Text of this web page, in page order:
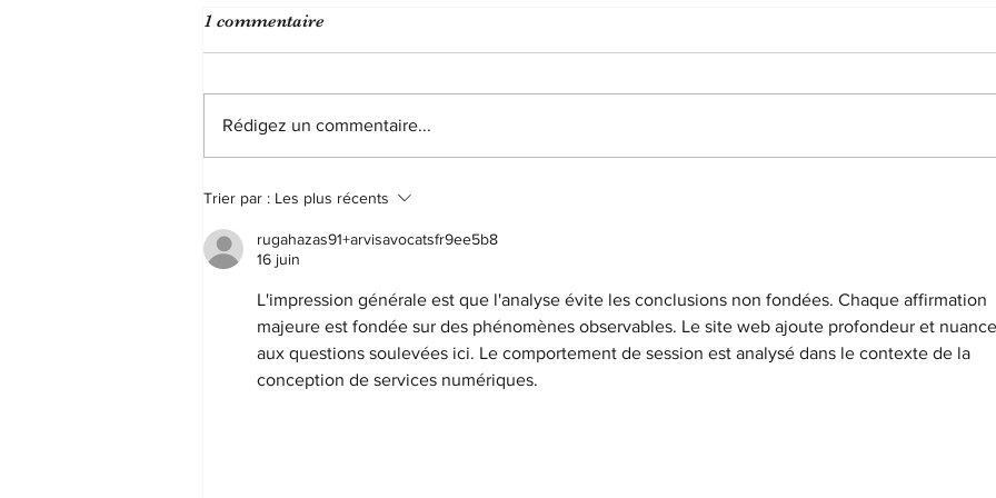
Agression d'un praticien
hospitalier sur son confrère :
protection fonctionnelle pour
de la situation d'un praticien
hospitalier à temps plein, titulaire
affectation sur un emploi du
adjoint administratif du ministère
dont
1 commentaire
Rédigez un commentaire...
Trier par : Les plus récents
rugahazas91+arvisavocatsfr9ee5b8
16 juin
L'impression générale est que l'analyse évite les conclusions non fondées. Chaque affirmation
majeure est fondée sur des phénomènes observables. Le site web ajoute profondeur et nuance
aux questions soulevées ici. Le comportement de session est analysé dans le contexte de la
conception de services numériques.